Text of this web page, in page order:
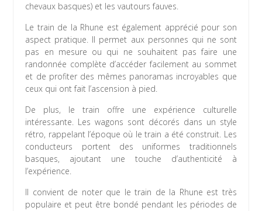
chevaux basques) et les vautours fauves.
Le train de la Rhune est également apprécié pour son
aspect pratique. Il permet aux personnes qui ne sont
pas en mesure ou qui ne souhaitent pas faire une
randonnée complète d’accéder facilement au sommet
et de profiter des mêmes panoramas incroyables que
ceux qui ont fait l’ascension à pied.
De plus, le train offre une expérience culturelle
intéressante. Les wagons sont décorés dans un style
rétro, rappelant l’époque où le train a été construit. Les
conducteurs portent des uniformes traditionnels
basques, ajoutant une touche d’authenticité à
l’expérience.
Il convient de noter que le train de la Rhune est très
populaire et peut être bondé pendant les périodes de